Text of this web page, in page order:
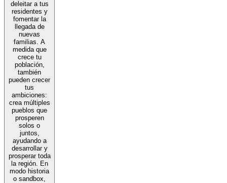
deleitar a tus
residentes y
fomentar la
llegada de
nuevas
familias. A
medida que
crece tu
población,
también
pueden crecer
tus
ambiciones:
crea múltiples
pueblos que
prosperen
solos o
juntos,
ayudando a
desarrollar y
prosperar toda
la región. En
modo historia
o sandbox,